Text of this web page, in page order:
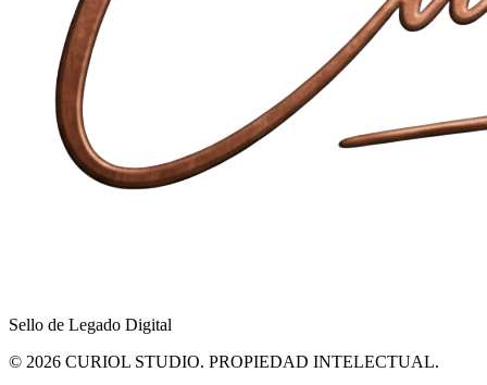
Sello de Legado Digital
© 2026 CURIOL STUDIO. PROPIEDAD INTELECTUAL.